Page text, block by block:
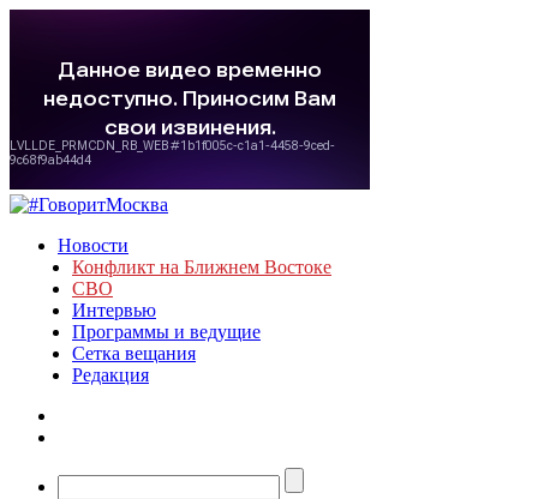
Новости
Конфликт на Ближнем Востоке
СВО
Интервью
Программы и ведущие
Сетка вещания
Редакция